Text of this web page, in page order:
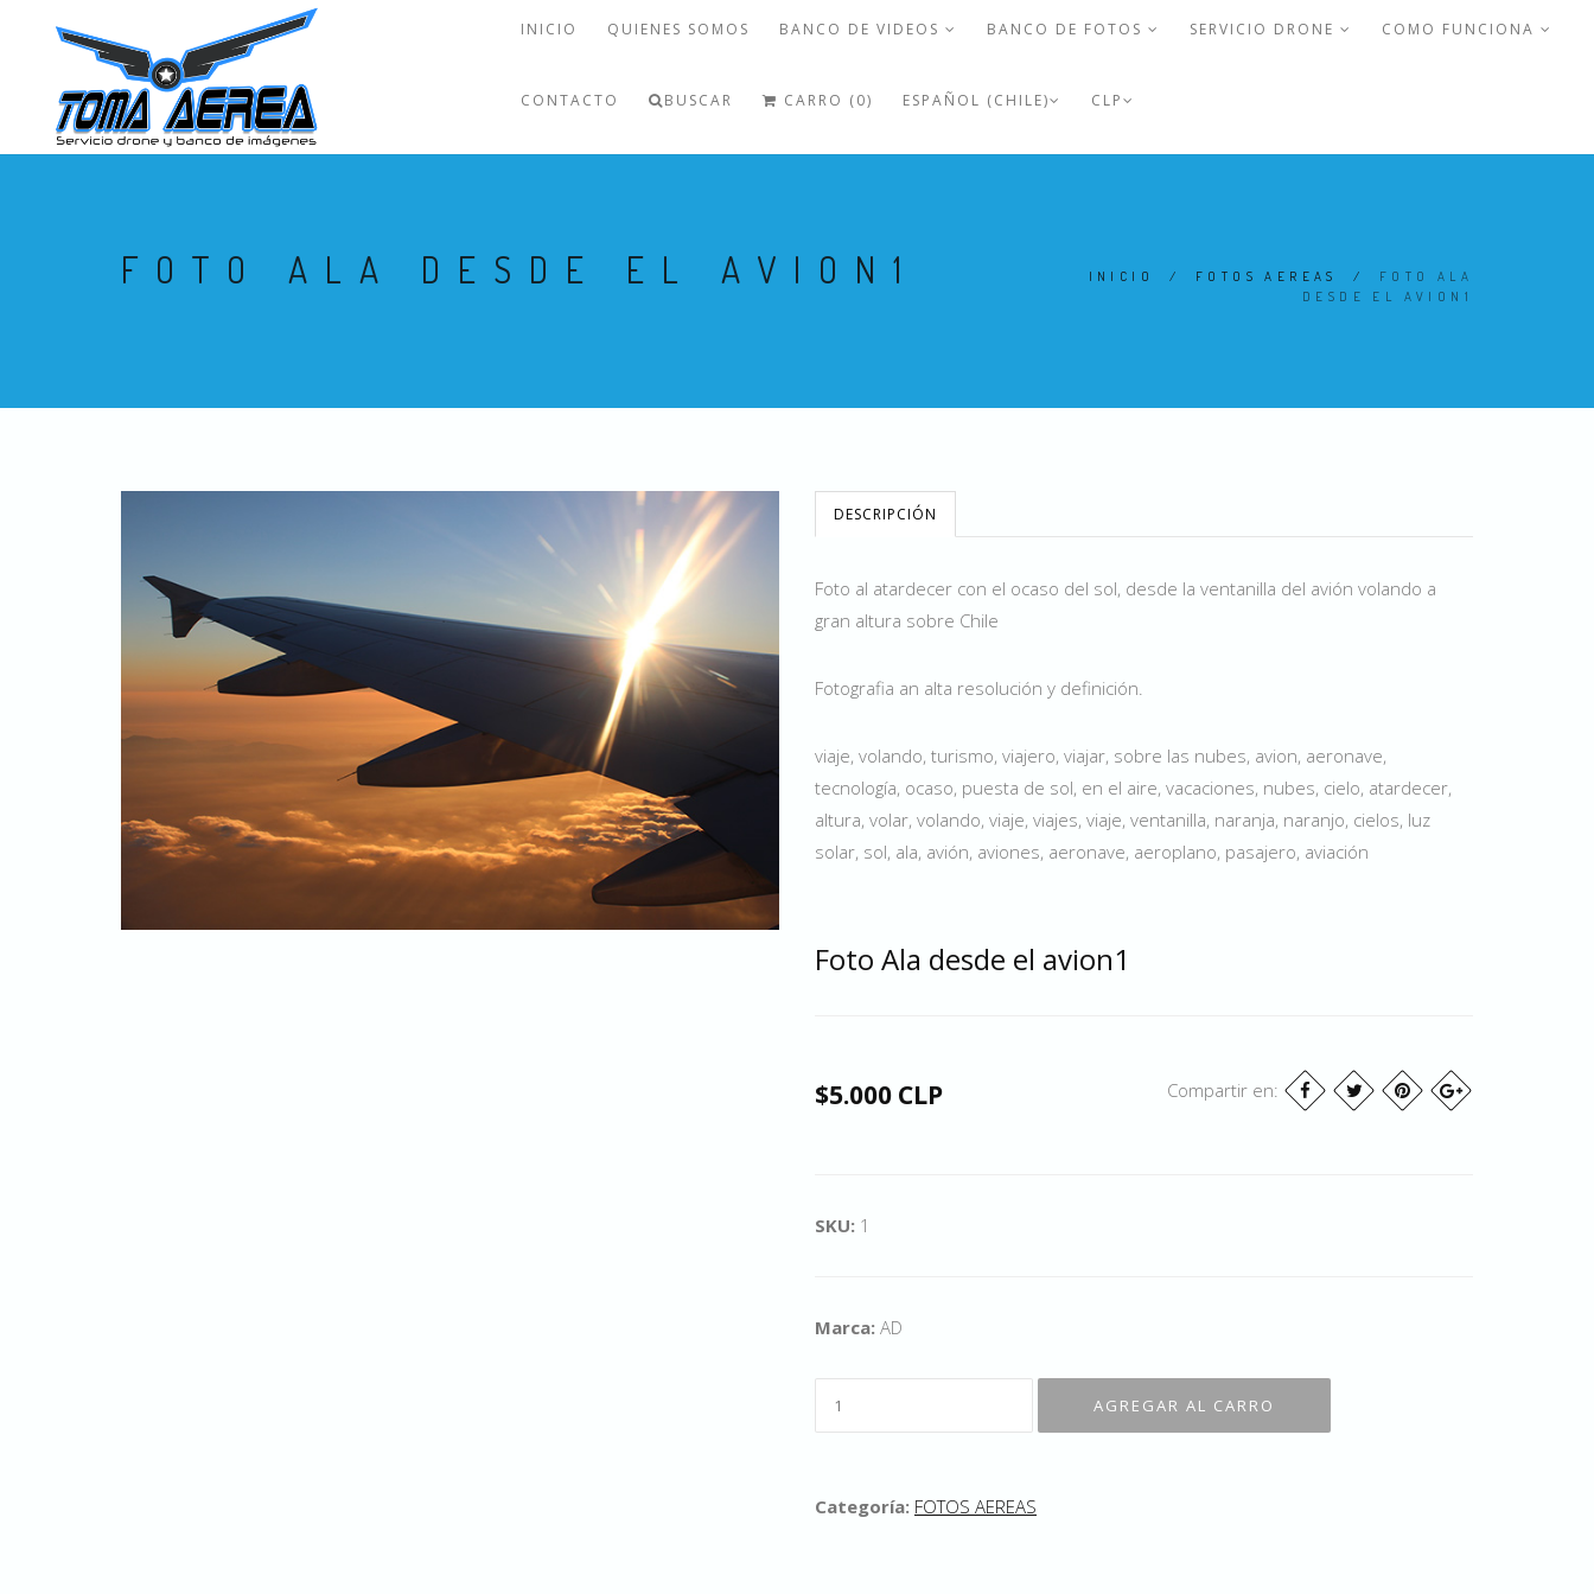
INICIO QUIENES SOMOS BANCO DE VIDEOS BANCO DE FOTOS SERVICIO DRONE COMO FUNCIONA
CONTACTO BUSCAR CARRO (0) ESPAÑOL (CHILE) CLP
FOTO ALA DESDE EL AVION1 INICIO / FOTOS AEREAS / FOTO ALA
DESDE EL AVION1
DESCRIPCIÓN
Foto al atardecer con el ocaso del sol, desde la ventanilla del avión volando a
gran altura sobre Chile
Fotografia an alta resolución y definición.
viaje, volando, turismo, viajero, viajar, sobre las nubes, avion, aeronave,
tecnología, ocaso, puesta de sol, en el aire, vacaciones, nubes, cielo, atardecer,
altura, volar, volando, viaje, viajes, viaje, ventanilla, naranja, naranjo, cielos, luz
solar, sol, ala, avión, aviones, aeronave, aeroplano, pasajero, aviación
Foto Ala desde el avion1
$5.000 CLP Compartir en:
SKU: 1
Marca: AD
Categoría: FOTOS AEREAS